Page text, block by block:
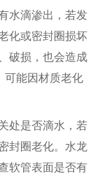
水滴渗出，若发
化或密封圈损坏
破损，也会造成
可能因材质老化
处是否滴水，若
封圈老化。水龙
软管表面是否有